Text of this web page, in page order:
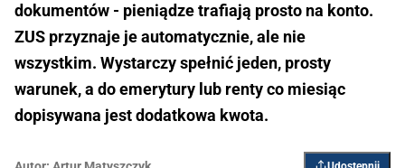
dokumentów - pieniądze trafiają prosto na konto.
ZUS przyznaje je automatycznie, ale nie
wszystkim. Wystarczy spełnić jeden, prosty
warunek, a do emerytury lub renty co miesiąc
dopisywana jest dodatkowa kwota.